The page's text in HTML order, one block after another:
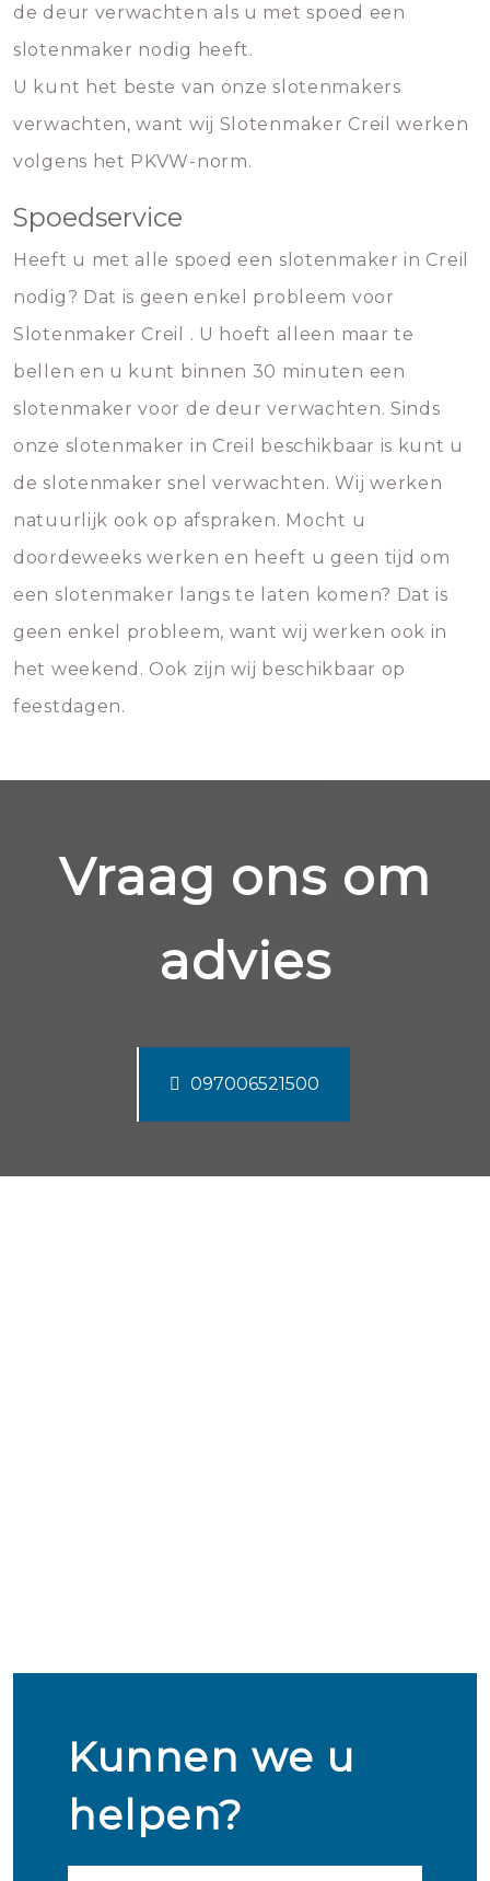
de deur verwachten als u met spoed een
slotenmaker nodig heeft.
U kunt het beste van onze slotenmakers
verwachten, want wij Slotenmaker Creil werken
volgens het PKVW-norm.
Spoedservice
Heeft u met alle spoed een slotenmaker in Creil
nodig? Dat is geen enkel probleem voor
Slotenmaker Creil . U hoeft alleen maar te
bellen en u kunt binnen 30 minuten een
slotenmaker voor de deur verwachten. Sinds
onze slotenmaker in Creil beschikbaar is kunt u
de slotenmaker snel verwachten. Wij werken
natuurlijk ook op afspraken. Mocht u
doordeweeks werken en heeft u geen tijd om
een slotenmaker langs te laten komen? Dat is
geen enkel probleem, want wij werken ook in
het weekend. Ook zijn wij beschikbaar op
feestdagen.
Vraag ons om
advies
097006521500
Kunnen we u
helpen?